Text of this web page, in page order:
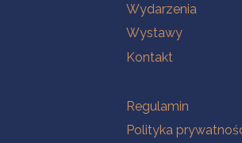
Wydarzenia
Wystawy
Kontakt
Na skróty
Regulamin
Polityka